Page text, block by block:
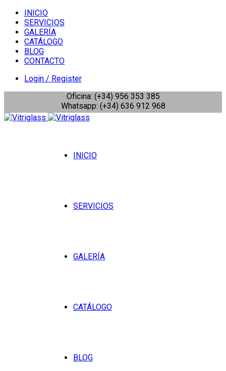
INICIO
SERVICIOS
GALERÍA
CATÁLOGO
BLOG
CONTACTO
Login / Register
Oficina: (+34) 956 353 385
Whatsapp: (+34) 636 912 968
INICIO
SERVICIOS
GALERÍA
CATÁLOGO
BLOG